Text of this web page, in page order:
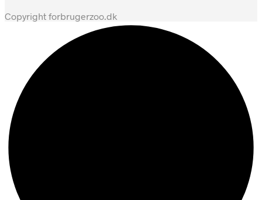
Copyright forbrugerzoo.dk